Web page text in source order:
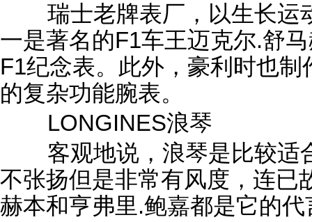
瑞士老牌表厂，以生长运
一是著名的F1车王迈克尔.舒
F1纪念表。此外，豪利时也
的复杂功能腕表。
LONGINES浪琴
客观地说，浪琴是比较适
不张扬但是非常有风度，连已
赫本和亨弗里.鲍嘉都是它的代